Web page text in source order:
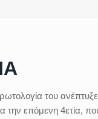
του ανέπτυξε
την επόμενη 4ετία,